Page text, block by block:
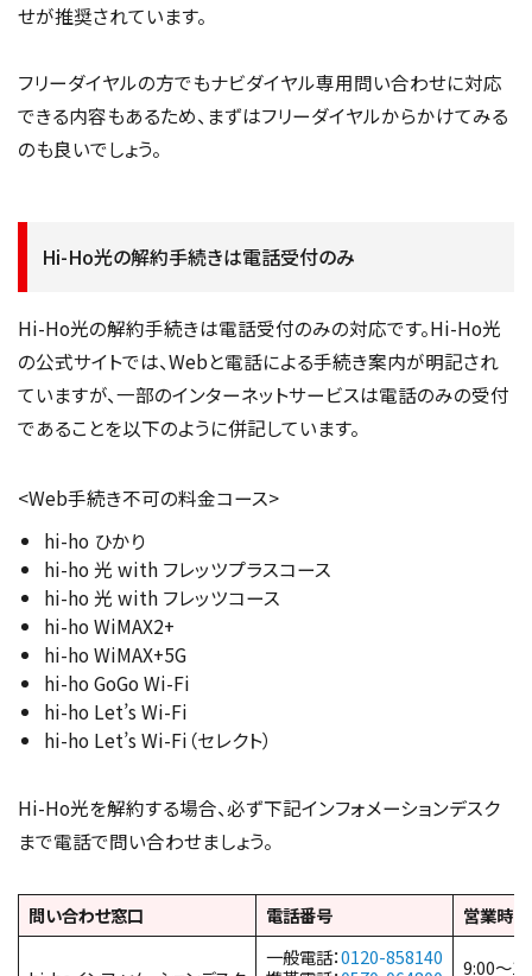
せが推奨されています。
フリーダイヤルの方でもナビダイヤル専用問い合わせに対応
できる内容もあるため、まずはフリーダイヤルからかけてみる
のも良いでしょう。
Hi-Ho光の解約手続きは電話受付のみ
Hi-Ho光の解約手続きは電話受付のみの対応です。Hi-Ho光
の公式サイトでは、Webと電話による手続き案内が明記され
ていますが、一部のインターネットサービスは電話のみの受付
であることを以下のように併記しています。
<Web手続き不可の料金コース>
hi-ho ひかり
hi-ho 光 with フレッツプラスコース
hi-ho 光 with フレッツコース
hi-ho WiMAX2+
hi-ho WiMAX+5G
hi-ho GoGo Wi-Fi
hi-ho Let’s Wi-Fi
hi-ho Let’s Wi-Fi（セレクト）
Hi-Ho光を解約する場合、必ず下記インフォメーションデスク
まで電話で問い合わせましょう。
問い合わせ窓口 電話番号 営業時間
一般電話：0120-858140
9:00～